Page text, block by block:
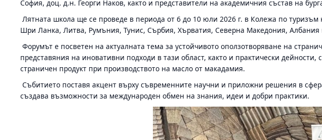
София, доц. д.н. Георги Наков, както и представители на академичния състав на
Лятната школа ще се проведе в периода от 6 до 10 юли 2026 г. в Колежа по
Шри Ланка, Литва, Румъния, Тунис, Сърбия, Хърватия, Северна Македония, Албания
Форумът е посветен на актуалната тема за устойчивото оползотворяване на
представяния на иновативни подходи в тази област, както и практически
страничен продукт при производството на масло от макадамия.
Събитието поставя акцент върху съвременните научни и приложни решения в
създава възможности за международен обмен на знания, идеи и добри практики.